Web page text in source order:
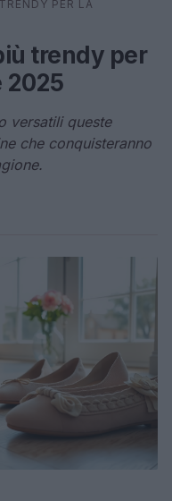
PER LA
trendy per
2025
versatili queste
che conquisteranno